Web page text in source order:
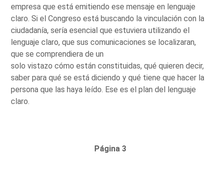
empresa que está emitiendo ese mensaje en lenguaje
claro. Si el Congreso está buscando la vinculación con la
ciudadanía, sería esencial que estuviera utilizando el
lenguaje claro, que sus comunicaciones se localizaran,
que se comprendiera de un
solo vistazo cómo están constituidas, qué quieren decir,
saber para qué se está diciendo y qué tiene que hacer la
persona que las haya leído. Ese es el plan del lenguaje
claro.
Página 3